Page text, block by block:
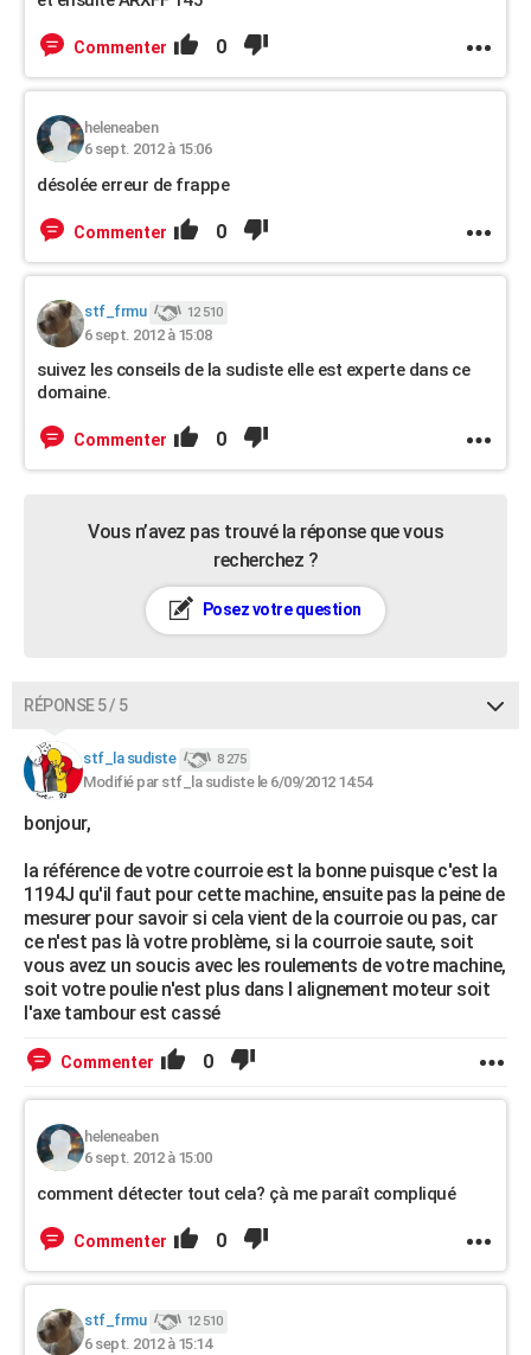
Commenter 0
heleneaben
6 sept. 2012 à 15:06
désolée erreur de frappe
Commenter 0
stf_frmu 12 510
6 sept. 2012 à 15:08
suivez les conseils de la sudiste elle est experte dans ce
domaine.
Commenter 0
Vous n’avez pas trouvé la réponse que vous
recherchez ?
Posez votre question
RÉPONSE 5 / 5
stf_la sudiste 8 275
Modifié par stf_la sudiste le 6/09/2012 14:54
bonjour,
la référence de votre courroie est la bonne puisque c'est la
1194J qu'il faut pour cette machine, ensuite pas la peine de
mesurer pour savoir si cela vient de la courroie ou pas, car
ce n'est pas là votre problème, si la courroie saute, soit
vous avez un soucis avec les roulements de votre machine,
soit votre poulie n'est plus dans l alignement moteur soit
l'axe tambour est cassé
Commenter 0
heleneaben
6 sept. 2012 à 15:00
comment détecter tout cela? çà me paraît compliqué
Commenter 0
stf_frmu 12 510
6 sept. 2012 à 15:14